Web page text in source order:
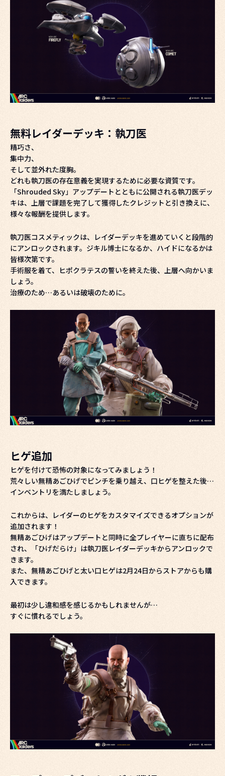
無料レイダーデッキ：執刀医
精巧さ、
集中力、
そして並外れた度胸。
どれも執刀医の存在意義を実現するために必要な資質です。
「Shrouded Sky」アップデートとともに公開される執刀医デッ
キは、上層で課題を完了して獲得したクレジットと引き換えに、
様々な報酬を提供します。
執刀医コスメティックは、レイダーデッキを進めていくと段階的
にアンロックされます。ジキル博士になるか、ハイドになるかは
皆様次第です。
手術服を着て、ヒポクラテスの誓いを終えた後、上層へ向かいま
しょう。
治療のため…あるいは破壊のために。
ヒゲ追加
ヒゲを付けて恐怖の対象になってみましょう！
荒々しい無精あごひげでピンチを乗り越え、口ヒゲを整えた後…
インベントリを満たしましょう。
これからは、レイダーのヒゲをカスタマイズできるオプションが
追加されます！
無精あごひげはアップデートと同時に全プレイヤーに直ちに配布
され、「ひげだらけ」は執刀医レイダーデッキからアンロックで
きます。
また、無精あごひげと太い口ヒゲは2月24日からストアからも購
入できます。
最初は少し違和感を感じるかもしれませんが…
すぐに慣れるでしょう。